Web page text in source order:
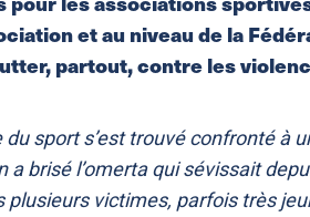
et au niveau de la
partout, contre les
du sport s’est trouvé confronté à
brisé l’omerta qui sévissait
victimes, parfois très